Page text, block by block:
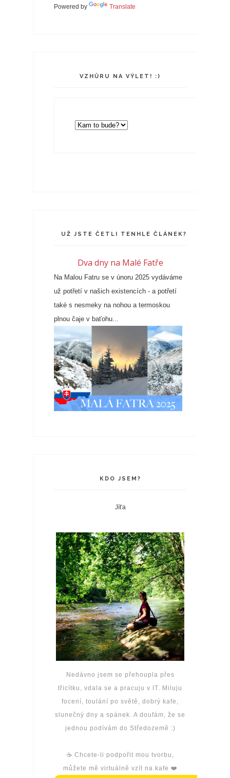
Powered by Translate
VZHŮRU NA VÝLET! :)
UŽ JSTE ČETLI TENHLE ČLÁNEK?
Dva dny na Malé Fatře
Na Malou Fatru se v únoru 2025 vydáváme
už potřetí v našich existencích - a potřetí
také s nesmeky na nohou a termoskou
plnou čaje v baťohu...
KDO JSEM?
Jíťa
Nedávno jsem se přehoupla přes
třicítku, vdala se a pracuju v IT. Miluju
focení, toulání po světě, dobrý kafe,
slunečný dny a spánek. A doufám, že se
jednou podívám do Středozemě :)
☕️ Chcete-li podpořit mou tvorbu,
můžete mě virtuálně vzít na kafe ❤️